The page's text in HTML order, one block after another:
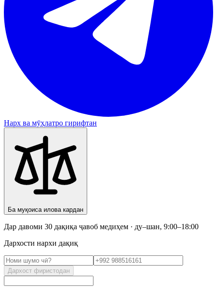
Нарх ва мӯҳлатро гирифтан
Ба муқоиса илова кардан
Дар давоми 30 дақиқа ҷавоб медиҳем · ду–шан, 9:00–18:00
Дархости нархи дақиқ
Дархост фиристодан